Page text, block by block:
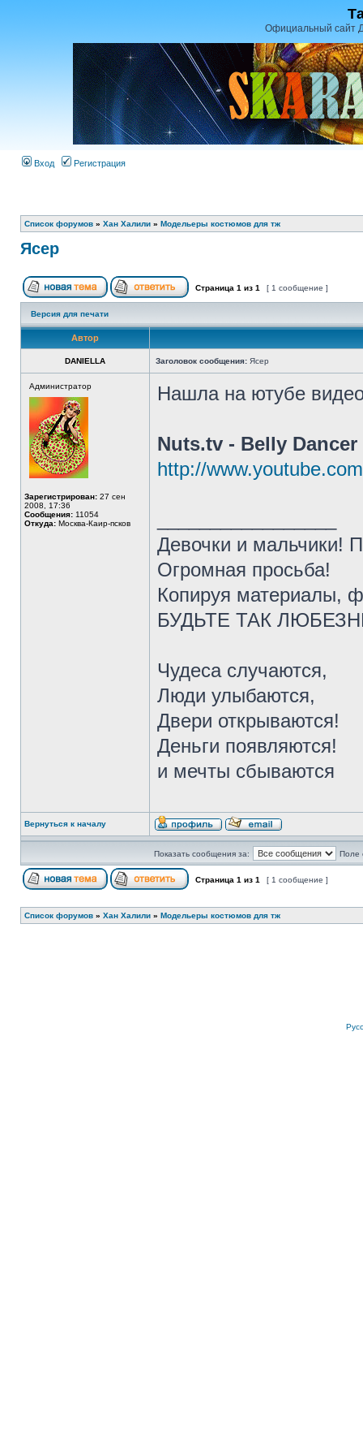
Официальный сайт
Вход Регистрация
Список форумов » Хан Халили » Модельеры костюмов для тж
Ясер
Страница 1 из 1 [ 1 сообщение ]
Версия для печати
Автор
DANIELLA Заголовок сообщения: Ясер
Администратор
Зарегистрирован: 27 сен
2008, 17:36
Сообщения: 11054
Откуда: Москва-Каир-псков
Нашла на ютубе
Nuts.tv - Belly
http://
Девочки и мальчики!
Огромная просьба!
Копируя материалы,
БУДЬТЕ ТАК
Чудеса случаются,
Люди улыбаются,
Двери открываются!
Деньги появляются!
и мечты сбываются
Вернуться к началу
Показать сообщения за: Поле
Страница 1 из 1 [ 1 сообщение ]
Список форумов » Хан Халили » Модельеры костюмов для тж